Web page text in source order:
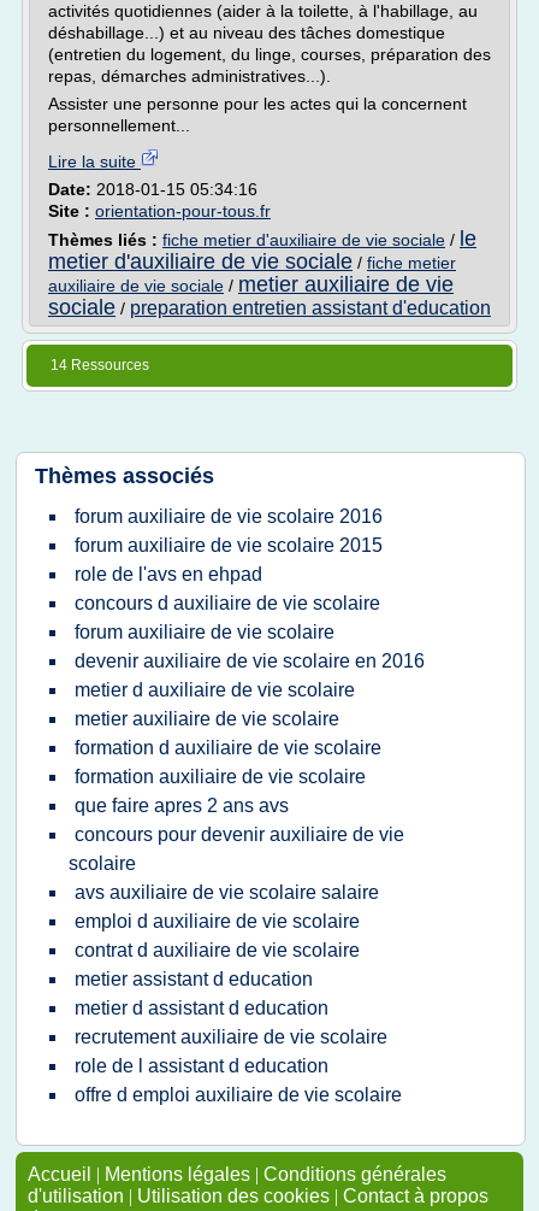
activités quotidiennes (aider à la toilette, à l'habillage, au
déshabillage...) et au niveau des tâches domestique
(entretien du logement, du linge, courses, préparation des
repas, démarches administratives...).
Assister une personne pour les actes qui la concernent
personnellement...
Lire la suite
Date: 2018-01-15 05:34:16
Site : orientation-pour-tous.fr
Thèmes liés : fiche metier d'auxiliaire de vie sociale / le
metier d'auxiliaire de vie sociale / fiche metier
auxiliaire de vie sociale / metier auxiliaire de vie
sociale / preparation entretien assistant d'education
14 Ressources
Thèmes associés
forum auxiliaire de vie scolaire 2016
forum auxiliaire de vie scolaire 2015
role de l'avs en ehpad
concours d auxiliaire de vie scolaire
forum auxiliaire de vie scolaire
devenir auxiliaire de vie scolaire en 2016
metier d auxiliaire de vie scolaire
metier auxiliaire de vie scolaire
formation d auxiliaire de vie scolaire
formation auxiliaire de vie scolaire
que faire apres 2 ans avs
concours pour devenir auxiliaire de vie
scolaire
avs auxiliaire de vie scolaire salaire
emploi d auxiliaire de vie scolaire
contrat d auxiliaire de vie scolaire
metier assistant d education
metier d assistant d education
recrutement auxiliaire de vie scolaire
role de l assistant d education
offre d emploi auxiliaire de vie scolaire
Accueil | Mentions légales | Conditions générales
d'utilisation | Utilisation des cookies | Contact à propos